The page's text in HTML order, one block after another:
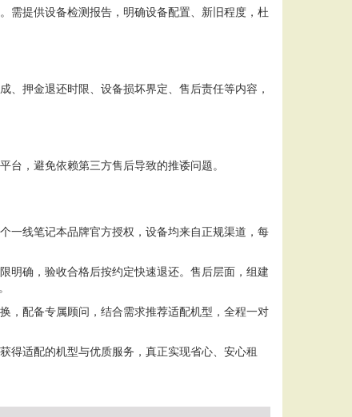
需提供设备检测报告，明确设备配置、新旧程度，杜
押金退还时限、设备损坏界定、售后责任等内容，
，避免依赖第三方售后导致的推诿问题。
一线笔记本品牌官方授权，设备均来自正规渠道，每
明确，验收合格后按约定快速退还。售后层面，组建
，配备专属顾问，结合需求推荐适配机型，全程一对
得适配的机型与优质服务，真正实现省心、安心租